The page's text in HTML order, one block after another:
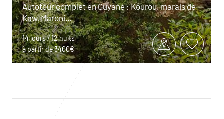
Autotour complet en Guyane : Kourou, marais de
Kaw, Maroni…
14 jours / 12 nuits
à partir de 3400€